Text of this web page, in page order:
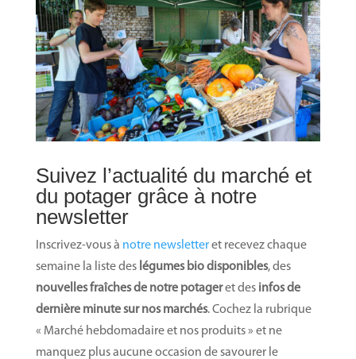
Suivez l’actualité du marché et
du potager grâce à notre
newsletter
Inscrivez-vous à notre newsletteret recevez chaque
semaine la liste des légumes bio disponibles, des
nouvelles fraîches de notre potageret des infos de
dernière minute sur nos marchés. Cochez la rubrique
« Marché hebdomadaire et nos produits » et ne
manquez plus aucune occasion de savourer le